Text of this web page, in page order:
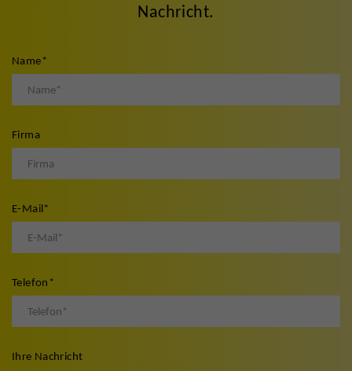
Nachricht.
Name*
Firma
E-Mail*
Telefon *
Ihre Nachricht